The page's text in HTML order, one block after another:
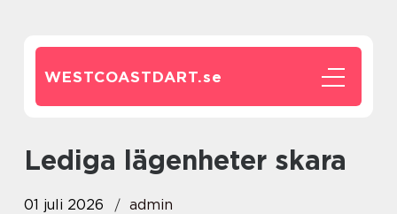
WESTCOASTDART.se
lediga lägenheter skara
01 juli 2026 admin